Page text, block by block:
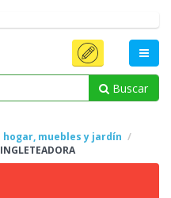
Buscar
muebles y jardín